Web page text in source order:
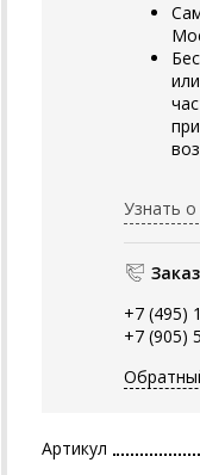
Узнать о
+7 (495)
+7 (905)
Артикул